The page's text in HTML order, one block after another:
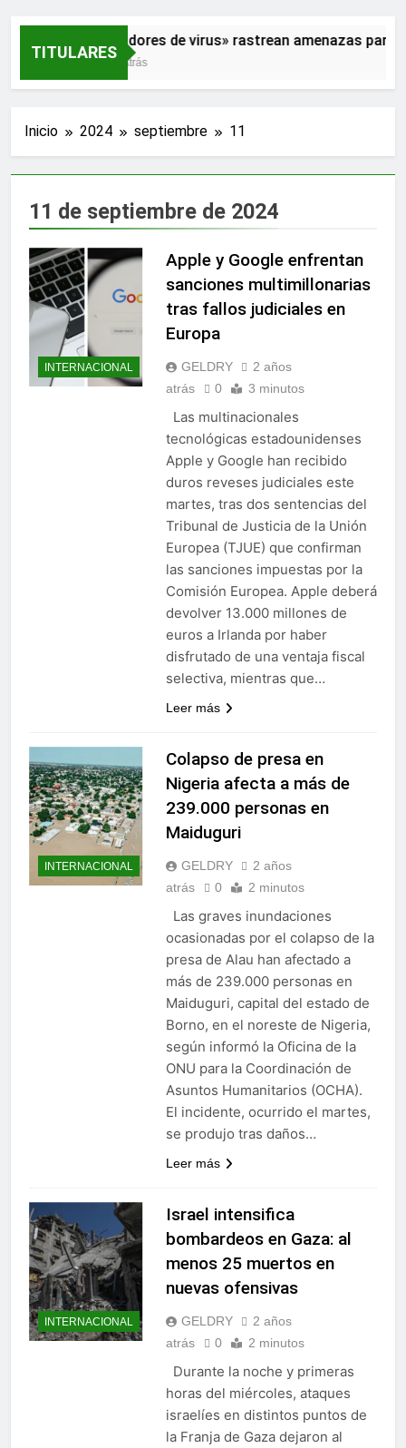
TITULARES
«Cazadores de virus» rastrean amenazas para
2 Años Atrás
Inicio 2024 septiembre 11
11 de septiembre de 2024
INTERNACIONAL
Apple y Google enfrentan
sanciones multimillonarias
tras fallos judiciales en
Europa
GELDRY
2 años
atrás
0 3 minutos
Las multinacionales
tecnológicas estadounidenses
Apple y Google han recibido
duros reveses judiciales este
martes, tras dos sentencias del
Tribunal de Justicia de la Unión
Europea (TJUE) que confirman
las sanciones impuestas por la
Comisión Europea. Apple deberá
devolver 13.000 millones de
euros a Irlanda por haber
disfrutado de una ventaja fiscal
selectiva, mientras que…
Leer más
INTERNACIONAL
Colapso de presa en
Nigeria afecta a más de
239.000 personas en
Maiduguri
GELDRY
2 años
atrás
0 2 minutos
Las graves inundaciones
ocasionadas por el colapso de la
presa de Alau han afectado a
más de 239.000 personas en
Maiduguri, capital del estado de
Borno, en el noreste de Nigeria,
según informó la Oficina de la
ONU para la Coordinación de
Asuntos Humanitarios (OCHA).
El incidente, ocurrido el martes,
se produjo tras daños…
Leer más
INTERNACIONAL
Israel intensifica
bombardeos en Gaza: al
menos 25 muertos en
nuevas ofensivas
GELDRY
2 años
atrás
0 2 minutos
Durante la noche y primeras
horas del miércoles, ataques
israelíes en distintos puntos de
la Franja de Gaza dejaron al